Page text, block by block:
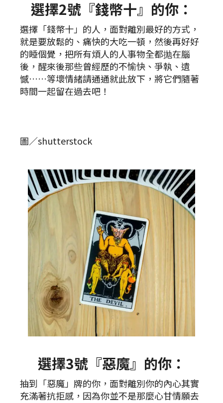
選擇2號『錢幣十』的你：
選擇「錢幣十」的人，面對離別最好的方式，
就是要放鬆的、痛快的大吃一頓，然後再好好
的睡個覺，把所有煩人的人事物全都抛在腦
後，醒來後那些曾經歷的不愉快、爭執、遺
憾……等壞情緒請通通就此放下，將它們隨著
時間一起留在過去吧！
圖／shutterstock
選擇3號『惡魔』的你：
抽到「惡魔」牌的你，面對離別你的內心其實
充滿著抗拒感，因為你並不是那麼心甘情願去